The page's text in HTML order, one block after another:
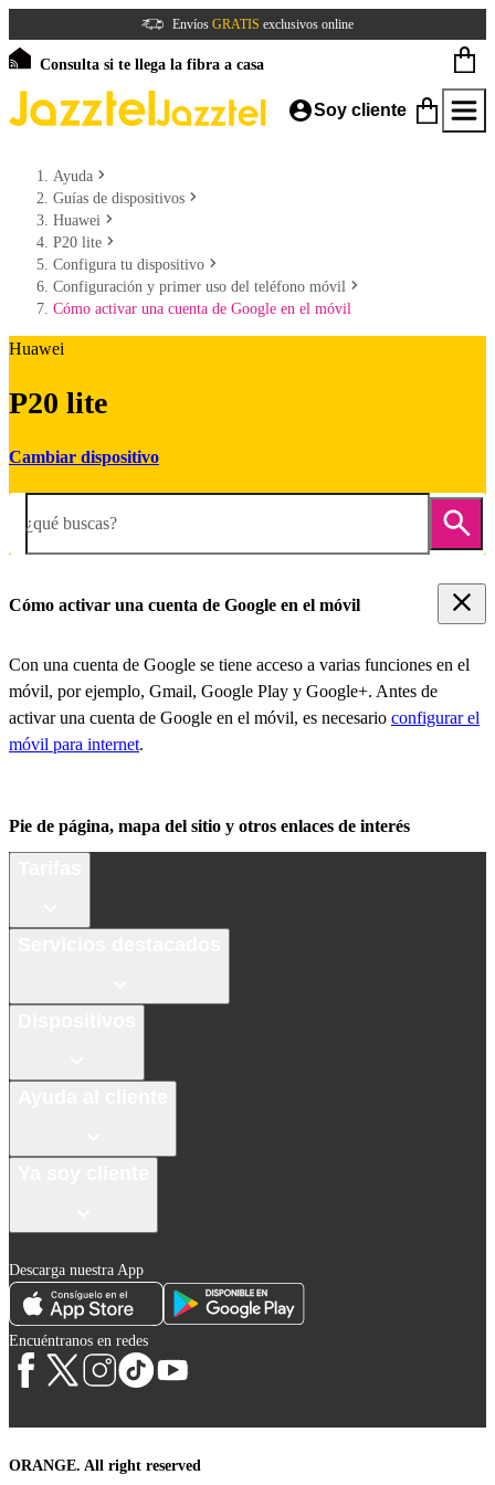
Envíos GRATIS exclusivos online
Consulta si te llega la fibra a casa
Soy cliente
Ayuda
Guías de dispositivos
Huawei
P20 lite
Configura tu dispositivo
Configuración y primer uso del teléfono móvil
Cómo activar una cuenta de Google en el móvil
Huawei
P20 lite
Cambiar dispositivo
¿qué buscas?
Cómo activar una cuenta de Google en el móvil
Con una cuenta de Google se tiene acceso a varias funciones en el
móvil, por ejemplo, Gmail, Google Play y Google+. Antes de
activar una cuenta de Google en el móvil, es necesario configurar el
móvil para internet.
Pie de página, mapa del sitio y otros enlaces de interés
Descarga nuestra App
Encuéntranos en redes
ORANGE. All right reserved